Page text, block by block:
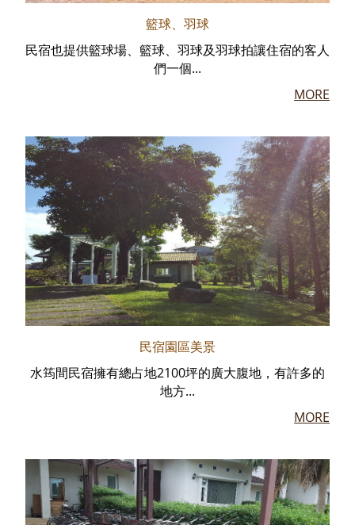
籃球、羽球
民宿也提供籃球場、籃球、羽球及羽球拍讓住宿的客人
們一個...
MORE
民宿園區美景
水筠間民宿擁有總占地2100坪的廣大腹地，有許多的
地方...
MORE